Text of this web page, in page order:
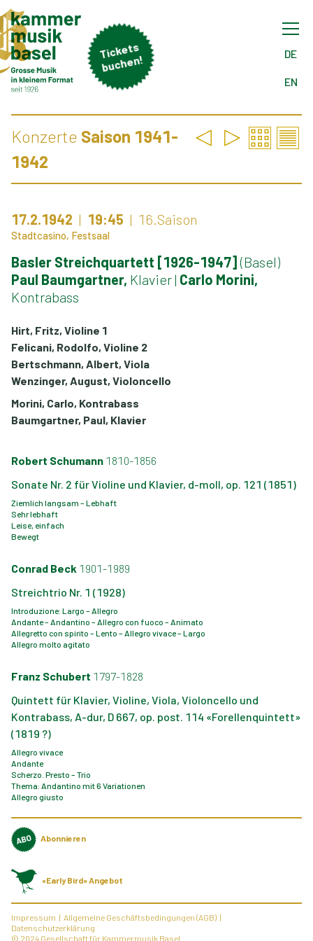
Tick
ets
buch
en! DE
EN
Konzerte Saison 1941-
1942
17.2.1942 19:45 16.Saison
Stadtcasino, Festsaal
Basler Streichquartett [1926-1947](Basel)
Paul Baumgartner, Klavier| Carlo Morini,
Kontrabass
Hirt, Fritz, Violine 1
Felicani, Rodolfo, Violine 2
Bertschmann, Albert, Viola
Wenzinger, August, Violoncello
Morini, Carlo, Kontrabass
Baumgartner, Paul, Klavier
Robert Schumann 1810-1856
Sonate Nr. 2 für Violine und Klavier, d-moll, op. 121 (1851)
Ziemlich langsam – Lebhaft
Sehr lebhaft
Leise, einfach
Bewegt
Conrad Beck 1901-1989
Streichtrio Nr. 1 (1928)
Introduzione: Largo – Allegro
Andante – Andantino – Allegro con fuoco – Animato
Allegretto con spirito – Lento – Allegro vivace – Largo
Allegro molto agitato
Franz Schubert 1797-1828
Quintett für Klavier, Violine, Viola, Violoncello und
Kontrabass, A-dur, D 667, op. post. 114 «Forellenquintett»
(1819 ?)
Allegro vivace
Andante
Scherzo. Presto – Trio
Thema: Andantino mit 6 Variationen
Allegro giusto
Abonnieren
«Early Bird» Angebot
Impressum
Allgemeine Geschäftsbedingungen (AGB)
Datenschutzerklärung
© 2024 Gesellschaft für Kammermusik Basel